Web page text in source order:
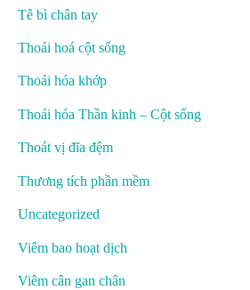
Tê bì chân tay
Thoái hoá cột sống
Thoái hóa khớp
Thoái hóa Thần kinh – Cột sống
Thoát vị đĩa đệm
Thương tích phần mềm
Uncategorized
Viêm bao hoạt dịch
Viêm cân gan chân